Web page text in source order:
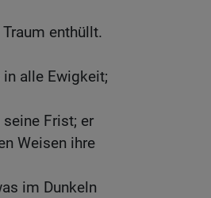
enthüllt.
alle Ewigkeit;
Frist; er
Weisen ihre
im Dunkeln